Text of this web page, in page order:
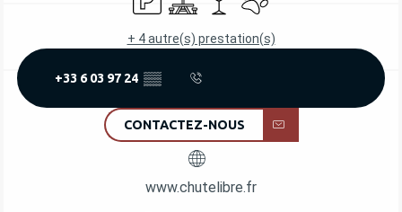
+ 4 autre(s) prestation(s)
+33 6 03 97 24 ▒▒
CONTACTEZ-NOUS
www.chutelibre.fr